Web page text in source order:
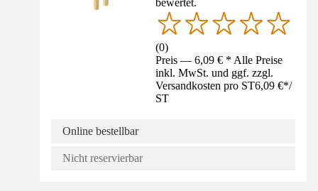
bewertet.
(0)
Preis — 6,09 € * Alle Preise
inkl. MwSt. und ggf. zzgl.
Versandkosten pro ST6,09 €*/
ST
Online bestellbar
Nicht reservierbar